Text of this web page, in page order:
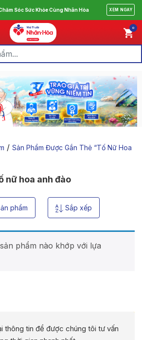
Sóc Sức Khỏe Cùng Nhân Hòa XEM NGAY
0
/ Sản Phẩm Được Gắn Thẻ “tố Nữ Hoa
nữ hoa anh đào
phẩm Sắp xếp
phẩm nào khớp với lựa
thông tin để được chúng tôi tư vấn